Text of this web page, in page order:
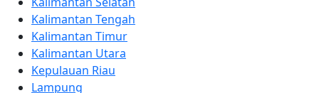
Kalimantan Tengah
Kalimantan Timur
Kalimantan Utara
Kepulauan Riau
Lampung